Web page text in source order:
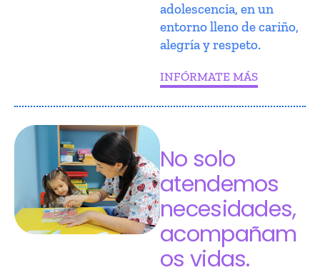
adolescencia, en un
entorno lleno de cariño,
alegría y respeto.
INFÓRMATE MÁS
No solo
atendemos
necesidades,
acompañam
os vidas.